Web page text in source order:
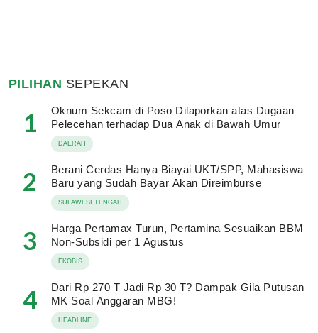
PILIHAN SEPEKAN
1
Oknum Sekcam di Poso Dilaporkan atas Dugaan
Pelecehan terhadap Dua Anak di Bawah Umur
DAERAH
2
Berani Cerdas Hanya Biayai UKT/SPP, Mahasiswa
Baru yang Sudah Bayar Akan Direimburse
SULAWESI TENGAH
3
Harga Pertamax Turun, Pertamina Sesuaikan BBM
Non-Subsidi per 1 Agustus
EKOBIS
4
Dari Rp 270 T Jadi Rp 30 T? Dampak Gila Putusan
MK Soal Anggaran MBG!
HEADLINE